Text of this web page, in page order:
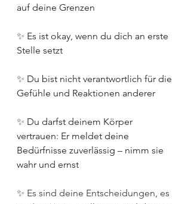
auf deine Grenzen
✨ Es ist okay, wenn du dich an erste
Stelle setzt
✨ Du bist nicht verantwortlich für die
Gefühle und Reaktionen anderer
✨ Du darfst deinem Körper
vertrauen: Er meldet deine
Bedürfnisse zuverlässig – nimm sie
wahr und ernst
✨ Es sind deine Entscheidungen, es